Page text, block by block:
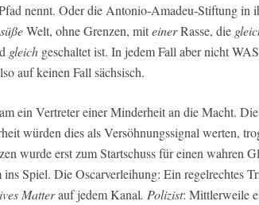
nennt. Oder die Antonio-Amadeu-Stiftung in
süßeWelt, ohne Grenzen, miteinerRasse, die
gleich geschaltet ist. In jedem Fall aber nicht
auf keinen Fall sächsisch.
ein Vertreter einer Minderheit an die Macht.
würden dies als Versöhnungssignal werten,
wurde erst zum Startschuss für einen wahren
Spiel. Die Oscarverleihung: Ein regelrechtes
Matterauf jedem Kanal. Polizist: Mittlerweile